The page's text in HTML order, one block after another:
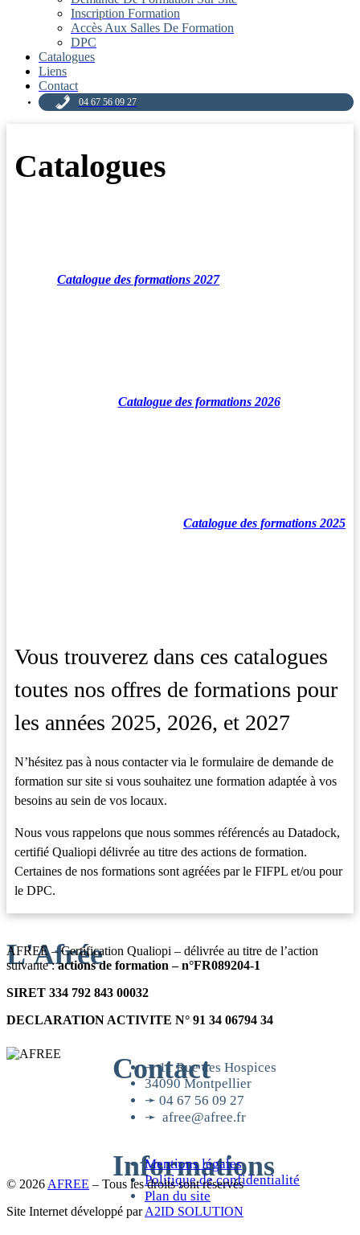
Inscription Formation
Accès Aux Salles De Formation
DPC
Catalogues
Liens
Contact
04 67 56 09 27
Catalogues
Catalogue des formations 2027
Catalogue des formations 2026
Catalogue des formations 2025
Vous trouverez dans ces catalogues
toutes nos offres de formations pour
les années 2025, 2026, et 2027
N’hésitez pas à nous contacter via le formulaire de demande de
formation sur site si vous souhaitez une formation adaptée à vos
besoins au sein de vos locaux.
Nous vous rappelons que nous sommes référencés au Datadock,
certifié Qualiopi délivrée au titre des actions de formation.
Certaines de nos formations sont agréées par le FIFPL et/ou pour
le DPC.
L'Afrée
AFREE – Certification Qualiopi – délivrée au titre de l’action
suivante :actions de formation – n°FR089204-1
SIRET 334 792 843 00032
DECLARATION ACTIVITE N° 91 34 06794 34
Contact
➛ 11 Rue des Hospices
34090 Montpellier
➛ 04 67 56 09 27
➛ afree@afree.fr
Informations
Mentions légales
Politique de confidentialité
Plan du site
© 2026AFREE – Tous les droits sont réservés
Site Internet développé parA2ID SOLUTION